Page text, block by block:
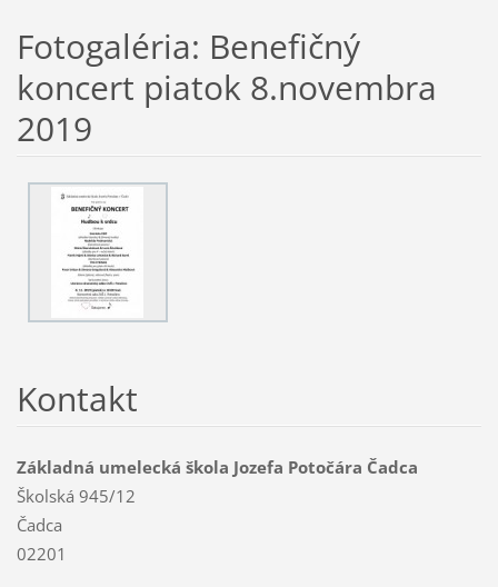
Fotogaléria: Benefičný
koncert piatok 8.novembra
2019
Kontakt
Základná umelecká škola Jozefa Potočára Čadca
Školská 945/12
Čadca
02201